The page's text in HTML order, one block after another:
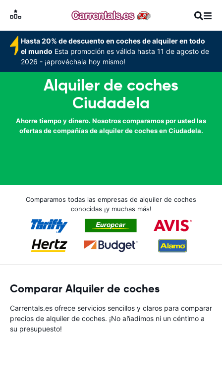
Hasta 20% de descuento en coches de alquiler en todo
el mundo Esta promoción es válida hasta 11 de agosto de
2026 - ¡aprovéchala hoy mismo!
Alquiler de coches
Ciudadela
Ahorre tiempo y dinero. Nosotros comparamos por usted las
ofertas de compañías de alquiler de coches en Ciudadela.
Comparamos todas las empresas de alquiler de coches
conocidas ¡y muchas más!
Comparar Alquiler de coches
Carrentals.es ofrece servicios sencillos y claros para comparar
precios de alquiler de coches. ¡No añadimos ni un céntimo a
su presupuesto!